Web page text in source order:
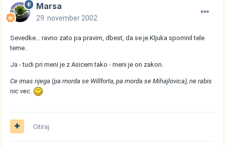
Marsa
29. november 2002
Sevedke... ravno zato pa pravim, dbest, da se je Kljuka spomnil tele
teme..
Ja - tudi pri meni je z Asicem tako - meni je on zakon.
Ce imas njega (pa morda se Willforta, pa morda se Mihajlovica), ne rabis
nic vec.
Citiraj